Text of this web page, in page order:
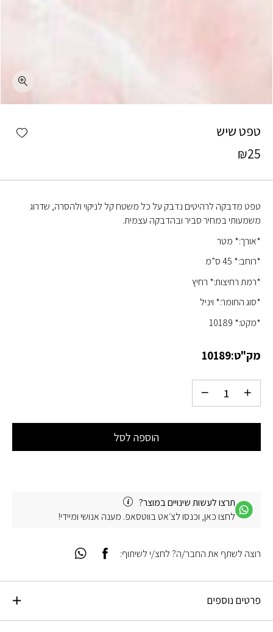
טפט שיש
₪25
טפט מדבקה לרהיטים נדבק על כל משטח קל לניקוי ולהסרה, שדרוג
משמעותי במחיר סביר ובהדבקה עצמית.
*אורך:* מטר
*רוחב:* 45 ס”מ
*רמת רחיצות:* רחיץ
*סוג החומר:* ויניל
*מקט:* 10189
מק"ט:10189
הוספה לסל
תרצו לעשות שינויים במוצר?
לחצו כאן, וכנסו לצ׳אט בווטסאפ. מענה אנושי ומיידי!
פרטים נוספים
רוצה לשתף את החבר/ה? לחצ/י לשיתוף: